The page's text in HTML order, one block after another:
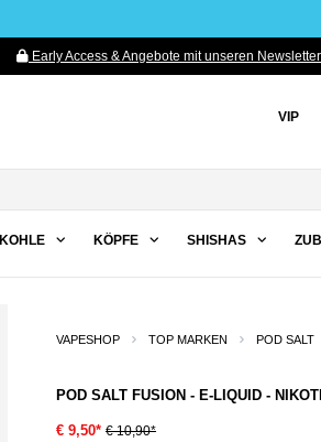
Early Access & Angebote mit unseren Newsletter
VIP
KOHLE KÖPFE SHISHAS
VAPESHOP TOP MARKEN POD SALT
POD SALT FUSION - E-LIQUID -
€ 9,50* € 10,90*